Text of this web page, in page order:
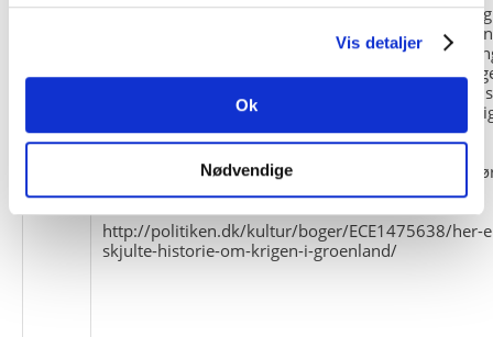
Vis detaljer
Ok
Nødvendige
og Marius Jensen som medlem. Marius Jensens
befinder sig i Militärhistorisches Museum i Dresden
(Tyskland). Kopierne af Friedrich Littmanns
klausuleret iht. aftalen med giveren og Franz
Kontakt venligst Arktisk Instituts ledelse i
brugen af materialet til studie- og
formål.
Nedenunder findes et link til en presseartikel
historien om Nordøstgrønlands Slædepatrulje:
http://politiken.dk/kultur/boger/ECE1475638/her-
skjulte-historie-om-krigen-i-groenland/